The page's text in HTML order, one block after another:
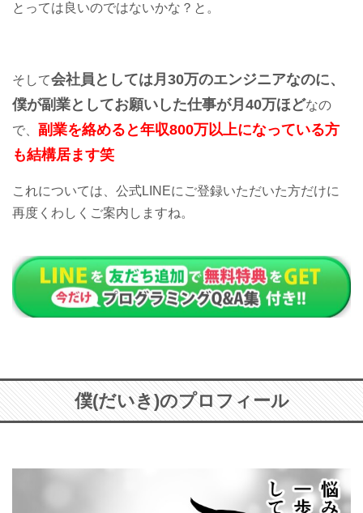
とっては良いのではないかな？と。
そして会社員としては月30万のエンジニアなのに、
僕が副業としてお願いした仕事が月40万ほどなの
で、 副業を絡めると年収800万以上になっている方
も結構居ます笑
これについては、公式LINEにご登録いただいた方だけに
再度くわしくご案内しますね。
僕(だいき)のプロフィール